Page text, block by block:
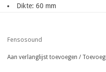
Dikte: 60 mm
Geluidsreductie effect: Rw =
Maaswijdte: 5 x 200 mm
Fensosound
Aan verlanglijst toevoegen /